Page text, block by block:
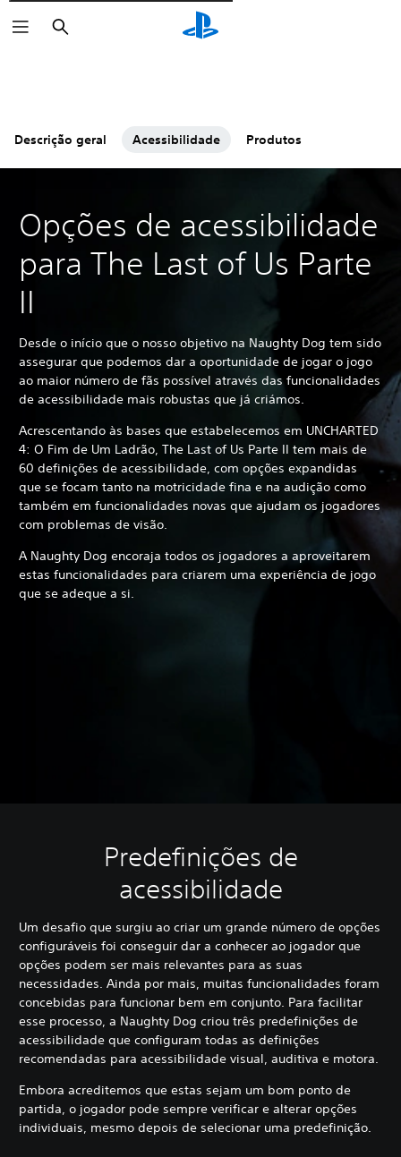
Pesquisar
Descrição geral Acessibilidade Produtos
Opções de acessibilidade
para The Last of Us Parte
II
Desde o início que o nosso objetivo na Naughty Dog tem sido
assegurar que podemos dar a oportunidade de jogar o jogo
ao maior número de fãs possível através das funcionalidades
de acessibilidade mais robustas que já criámos.
Acrescentando às bases que estabelecemos em UNCHARTED
4: O Fim de Um Ladrão, The Last of Us Parte II tem mais de
60 definições de acessibilidade, com opções expandidas
que se focam tanto na motricidade fina e na audição como
também em funcionalidades novas que ajudam os jogadores
com problemas de visão.
A Naughty Dog encoraja todos os jogadores a aproveitarem
estas funcionalidades para criarem uma experiência de jogo
que se adeque a si.
Predefinições de
acessibilidade
Um desafio que surgiu ao criar um grande número de opções
configuráveis foi conseguir dar a conhecer ao jogador que
opções podem ser mais relevantes para as suas
necessidades. Ainda por mais, muitas funcionalidades foram
concebidas para funcionar bem em conjunto. Para facilitar
esse processo, a Naughty Dog criou três predefinições de
acessibilidade que configuram todas as definições
recomendadas para acessibilidade visual, auditiva e motora.
Embora acreditemos que estas sejam um bom ponto de
partida, o jogador pode sempre verificar e alterar opções
individuais, mesmo depois de selecionar uma predefinição.